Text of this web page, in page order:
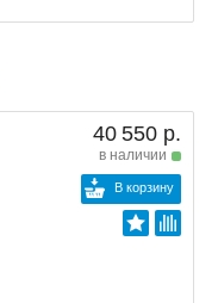
40 550 р.
в наличии
В корзину